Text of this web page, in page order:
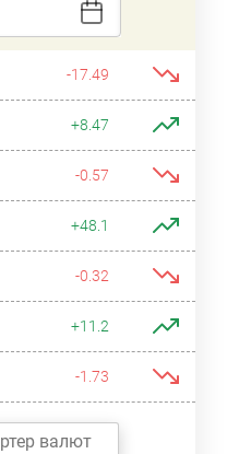
-17.49
+8.47
-0.57
+48.1
-0.32
+11.2
-1.73
валют